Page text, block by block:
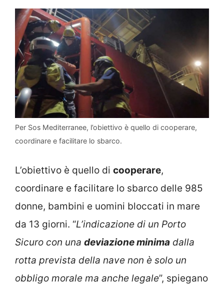
Per Sos Mediterranee, l’obiettivo è quello di cooperare,
coordinare e facilitare lo sbarco.
L’obiettivo è quello di cooperare,
coordinare e facilitare lo sbarco delle 985
donne, bambini e uomini bloccati in mare
da 13 giorni. “L’indicazione di un Porto
Sicuro con una deviazione minima dalla
rotta prevista della nave non è solo un
obbligo morale ma anche legale”, spiegano